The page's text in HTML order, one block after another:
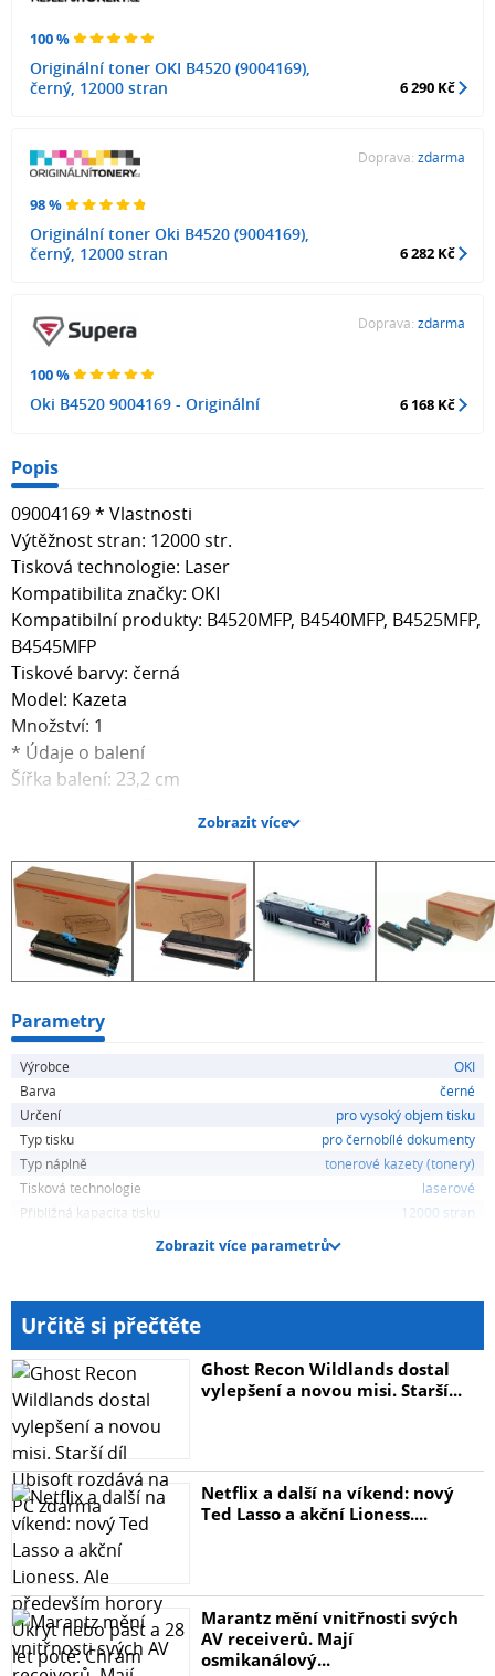
100 %
Originální toner OKI B4520 (9004169),
černý, 12000 stran
6 290 Kč
98 %
Originální toner Oki B4520 (9004169),
černý, 12000 stran
Doprava: zdarma
6 282 Kč
100 %
Oki B4520 9004169 - Originální
Doprava: zdarma
6 168 Kč
Popis
09004169 * Vlastnosti
Výtěžnost stran: 12000 str.
Tisková technologie: Laser
Kompatibilita značky: OKI
Kompatibilní produkty: B4520MFP, B4540MFP, B4525MFP,
B4545MFP
Tiskové barvy: černá
Model: Kazeta
Množství: 1
* Údaje o balení
Šířka balení: 23,2 cm
Hmotnost včetně balení: 1,5 kg
Zobrazit více
Parametry
Výrobce
OKI
Barva
černé
Určení
pro vysoký objem tisku
Typ tisku
pro černobílé dokumenty
Typ náplně
tonerové kazety (tonery)
Tisková technologie
laserové
Přibližná kapacita tisku
12000 stran
Zobrazit více parametrů
Určitě si přečtěte
Ghost Recon Wildlands dostal
vylepšení a novou misi. Starší...
Netflix a další na víkend: nový
Ted Lasso a akční Lioness....
Marantz mění vnitřnosti svých
AV receiverů. Mají
osmikanálový...